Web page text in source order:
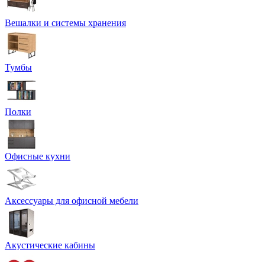
Вешалки и системы хранения
Тумбы
Полки
Офисные кухни
Аксессуары для офисной мебели
Акустические кабины